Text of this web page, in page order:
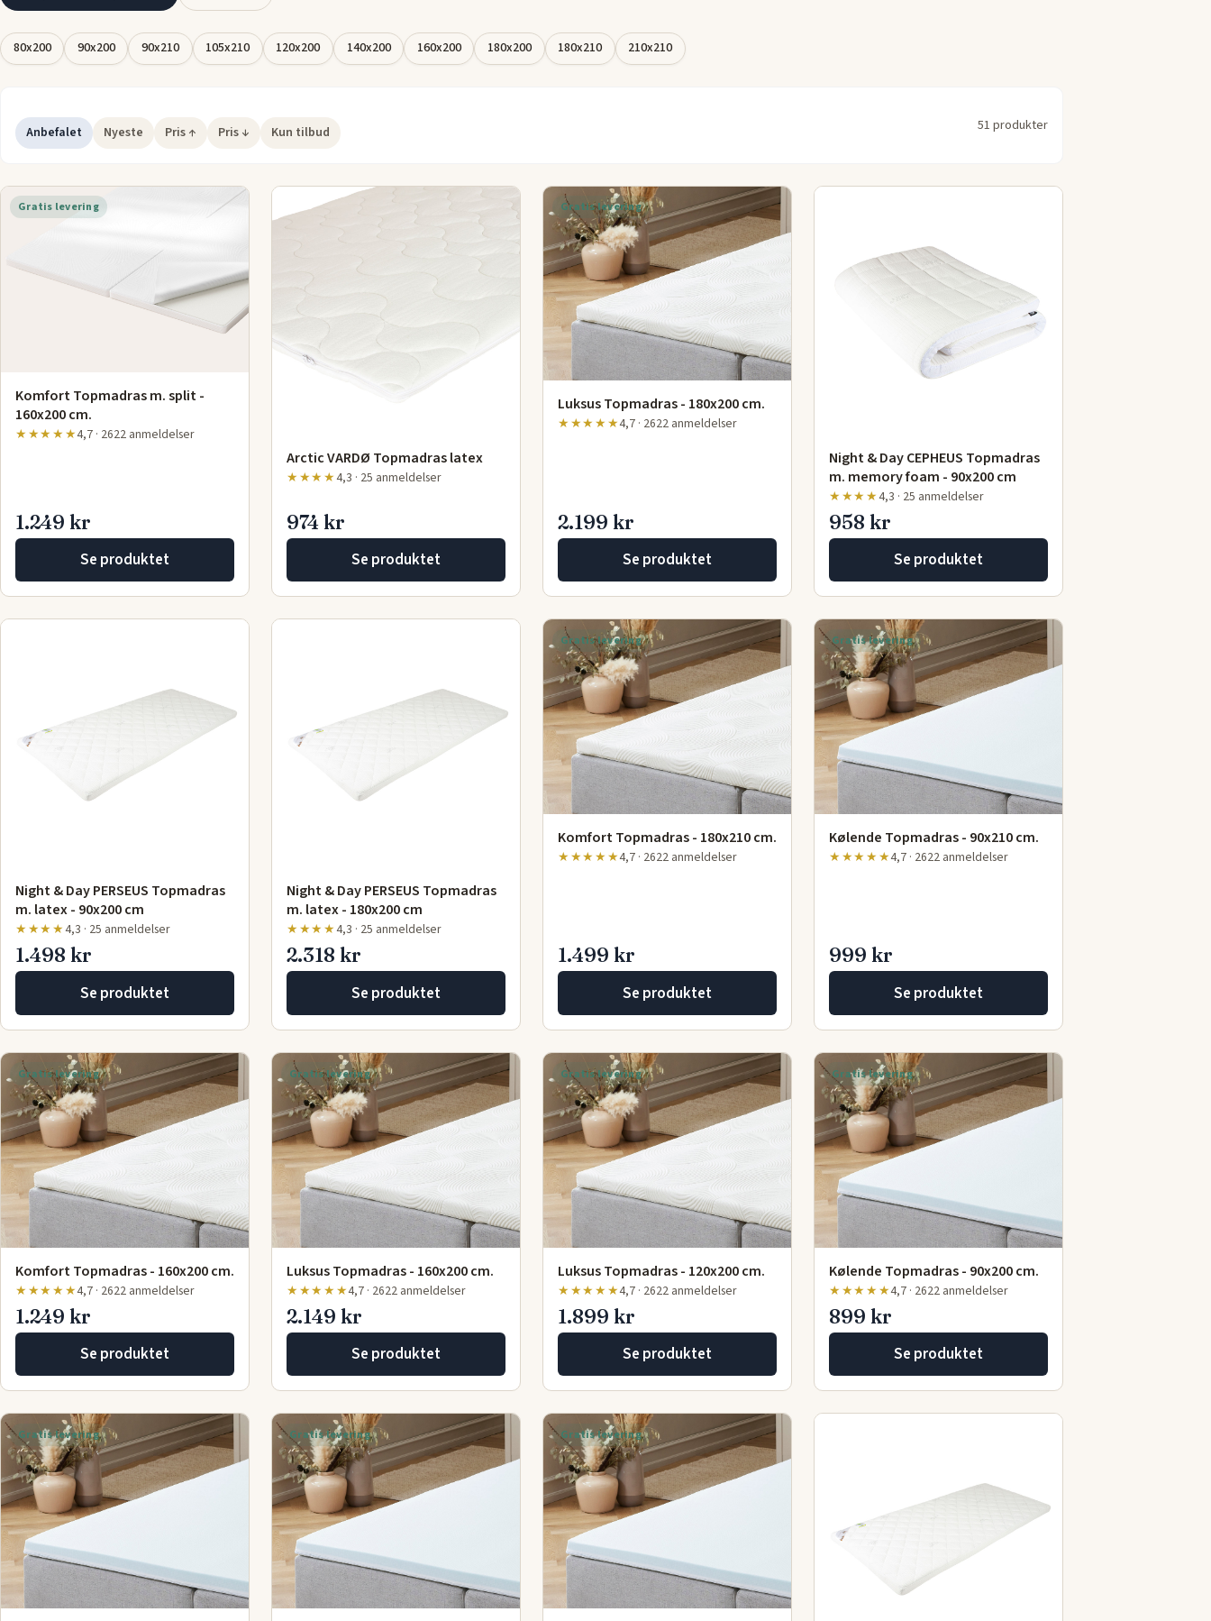
passer til dine behov og forbedrer din samlede soveoplevelse.
Find din ideelle topmadras:
den rette komfort. Beskyt din madras og opnå en søvnoplevelse, der
80x200 90x200 90x210 105x210 120x200 140x200 160x200 180x200 180x210 210x210
Anbefalet Nyeste Pris ↑ Pris ↓ Kun tilbud 51 produkter
Gratis levering
Komfort Topmadras m. split -
160x200 cm.
★★★★★4,7 · 2622 anmeldelser
1.249 kr
Se produktet
Arctic VARDØ Topmadras latex
★★★★4,3 · 25 anmeldelser
974 kr
Se produktet
Gratis levering
Luksus Topmadras - 180x200 cm.
★★★★★4,7 · 2622 anmeldelser
2.199 kr
Se produktet
Night & Day CEPHEUS Topmadras
m. memory foam - 90x200 cm
★★★★4,3 · 25 anmeldelser
958 kr
Se produktet
Night & Day PERSEUS Topmadras
m. latex - 90x200 cm
★★★★4,3 · 25 anmeldelser
1.498 kr
Se produktet
Night & Day PERSEUS Topmadras
m. latex - 180x200 cm
★★★★4,3 · 25 anmeldelser
2.318 kr
Se produktet
Gratis levering
Komfort Topmadras - 180x210 cm.
★★★★★4,7 · 2622 anmeldelser
1.499 kr
Se produktet
Gratis levering
Kølende Topmadras - 90x210 cm.
★★★★★4,7 · 2622 anmeldelser
999 kr
Se produktet
Gratis levering
Komfort Topmadras - 160x200 cm.
★★★★★4,7 · 2622 anmeldelser
1.249 kr
Se produktet
Gratis levering
Luksus Topmadras - 160x200 cm.
★★★★★4,7 · 2622 anmeldelser
2.149 kr
Se produktet
Gratis levering
Luksus Topmadras - 120x200 cm.
★★★★★4,7 · 2622 anmeldelser
1.899 kr
Se produktet
Gratis levering
Kølende Topmadras - 90x200 cm.
★★★★★4,7 · 2622 anmeldelser
899 kr
Se produktet
Gratis levering Gratis levering Gratis levering